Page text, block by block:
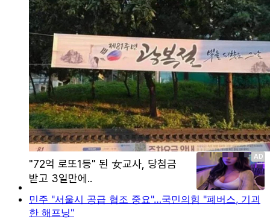
민주 "서울시 공급 협조 중요"…국민의힘 "폐버스, 기괴
한 해프닝"